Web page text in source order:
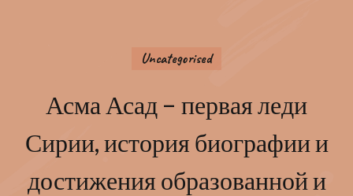
Uncategorised
Асма Асад – первая леди
Сирии, история биографии и
достижения образованной и